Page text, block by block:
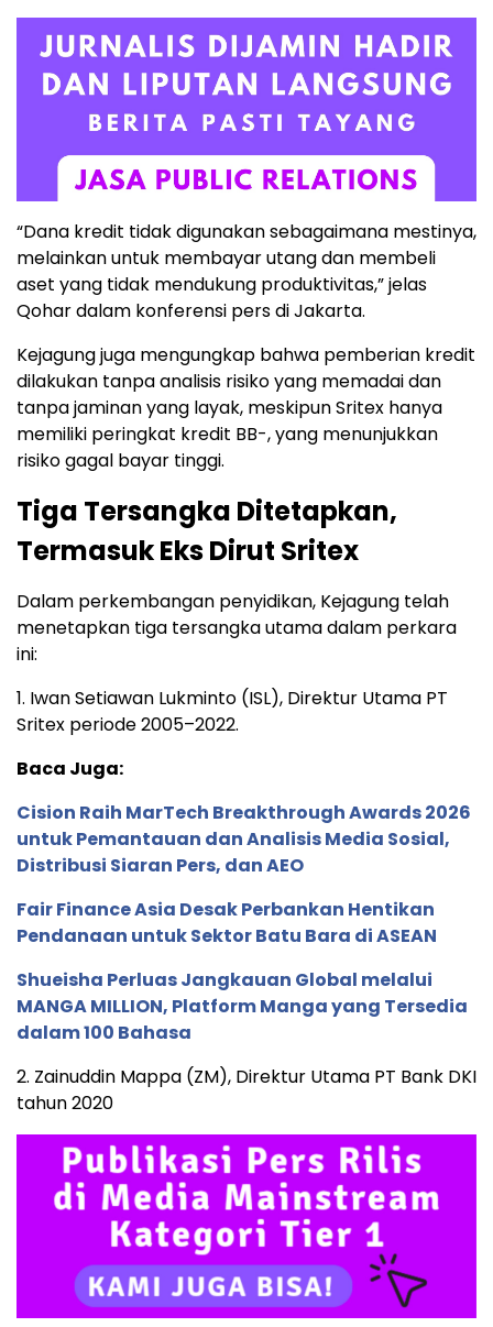
“Dana kredit tidak digunakan sebagaimana mestinya,
melainkan untuk membayar utang dan membeli
aset yang tidak mendukung produktivitas,” jelas
Qohar dalam konferensi pers di Jakarta.
Kejagung juga mengungkap bahwa pemberian kredit
dilakukan tanpa analisis risiko yang memadai dan
tanpa jaminan yang layak, meskipun Sritex hanya
memiliki peringkat kredit BB-, yang menunjukkan
risiko gagal bayar tinggi.
Tiga Tersangka Ditetapkan,
Termasuk Eks Dirut Sritex
Dalam perkembangan penyidikan, Kejagung telah
menetapkan tiga tersangka utama dalam perkara
ini:
1. Iwan Setiawan Lukminto (ISL), Direktur Utama PT
Sritex periode 2005–2022.
Baca Juga:
Cision Raih MarTech Breakthrough Awards 2026
untuk Pemantauan dan Analisis Media Sosial,
Distribusi Siaran Pers, dan AEO
Fair Finance Asia Desak Perbankan Hentikan
Pendanaan untuk Sektor Batu Bara di ASEAN
Shueisha Perluas Jangkauan Global melalui
MANGA MILLION, Platform Manga yang Tersedia
dalam 100 Bahasa
2. Zainuddin Mappa (ZM), Direktur Utama PT Bank DKI
tahun 2020